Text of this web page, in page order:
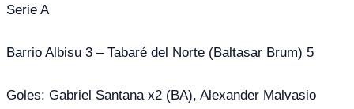
Serie A
Barrio Albisu 3 – Tabaré del Norte (Baltasar Brum) 5
Goles: Gabriel Santana x2 (BA), Alexander Malvasio